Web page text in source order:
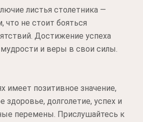
листья столетника —
что не стоит бояться
Достижение успеха
мудрости и веры в свои силы.
имеет позитивное значение,
здоровье, долголетие, успех и
перемены. Прислушайтесь к